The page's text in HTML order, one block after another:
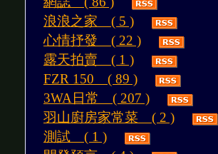
浪浪之家 ( 5 )
心情抒發 ( 22 )
露天拍賣 ( 1 )
FZR 150 ( 89 )
3WA日常 ( 207 )
羽山廚房家常菜 ( 2 )
測試 ( 1 )